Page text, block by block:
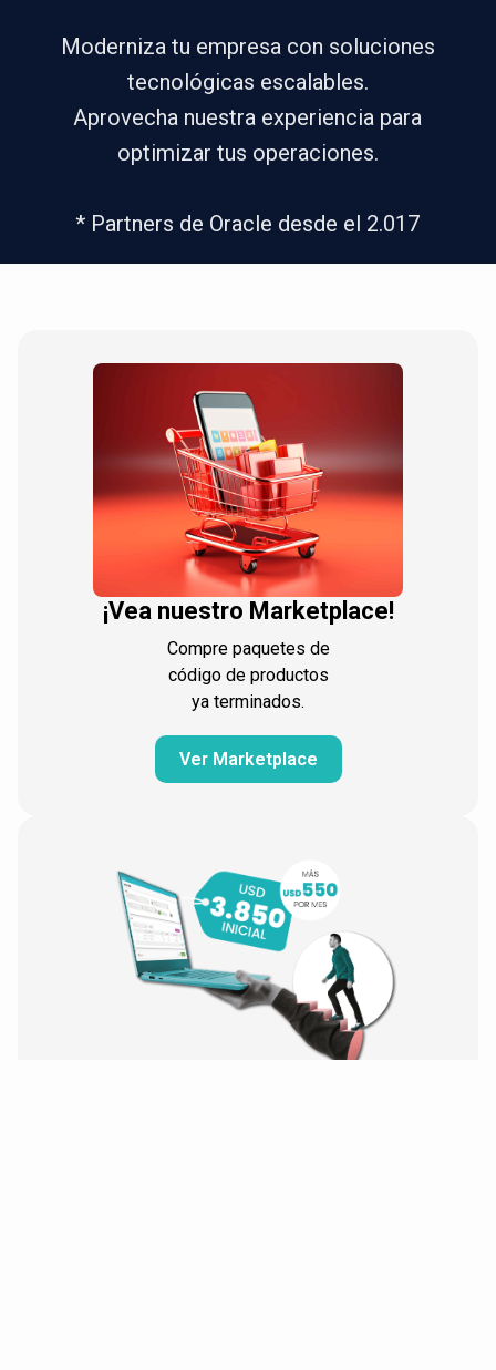
Moderniza tu empresa con soluciones
tecnológicas escalables.
Aprovecha nuestra experiencia para
optimizar tus operaciones.
* Partners de Oracle desde el 2.017
¡Vea nuestro Marketplace!
Compre paquetes de
código de productos
ya terminados.
Ver Marketplace